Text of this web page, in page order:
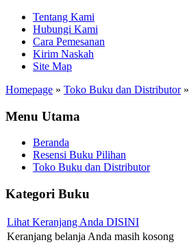
Tentang Kami
Hubungi Kami
Cara Pemesanan
Kirim Naskah
Site Map
Homepage » Toko Buku dan Distributor »
Menu Utama
Beranda
Resensi Buku Pilihan
Toko Buku dan Distributor
Kategori Buku
Lihat Keranjang Anda DISINI
Keranjang belanja Anda masih kosong